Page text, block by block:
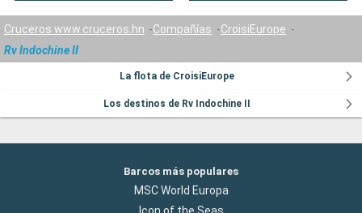
Cruceros www.cruceros.hn Compañías
CroisiEurope
Rv Indochine II
La flota de CroisiEurope
Los destinos de Rv Indochine II
Barcos más populares
MSC World Europa
Icon of the Seas